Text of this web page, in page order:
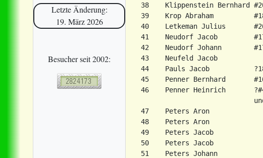
Letzte Änderung:
19. März 2026
Besucher seit 2002:
38    Klippenstein Bernhard
39    Krop Abraham
40    Letkeman Julius
41    Neudorf Jacob
42    Neudorf Johann
43    Neufeld Jacob
44    Pauls Jacob
45    Penner Bernhard
46    Penner Heinrich
47    Peters Aron
48    Peters Aron
49    Peters Jacob
50    Peters Jacob
51    Peters Johann